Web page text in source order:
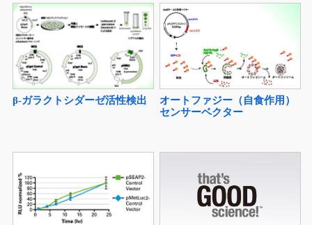
β-ガラクトシダーゼ活性検出
オートファジー（自食作用）
センサーベクター